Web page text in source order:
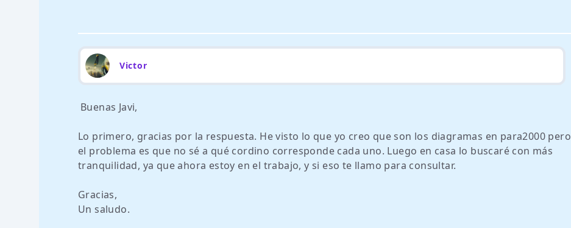
Victor
Buenas Javi,
Lo primero, gracias por la respuesta. He visto lo que yo creo que son los diagramas en para2000 pero
el problema es que no sé a qué cordino corresponde cada uno. Luego en casa lo buscaré con más
tranquilidad, ya que ahora estoy en el trabajo, y si eso te llamo para consultar.
Gracias,
Un saludo.